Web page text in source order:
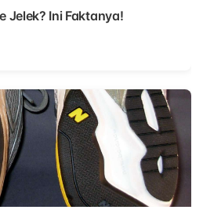
Jelek? Ini Faktanya!